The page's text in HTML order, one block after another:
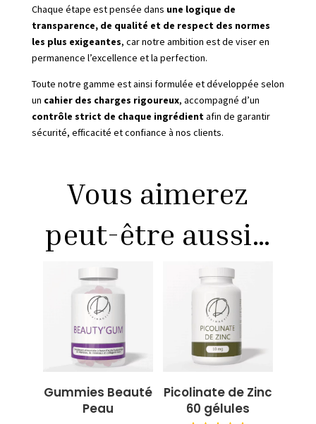
Chaque étape est pensée dans une logique de
transparence, de qualité et de respect des normes
les plus exigeantes, car notre ambition est de viser en
permanence l’excellence et la perfection.
Toute notre gamme est ainsi formulée et développée selon
un cahier des charges rigoureux, accompagné d’un
contrôle strict de chaque ingrédientafin de garantir
sécurité, efficacité et confiance à nos clients.
Vous aimerez
peut-être aussi…
Gummies Beauté
Peau
Picolinate de Zinc
60 gélules